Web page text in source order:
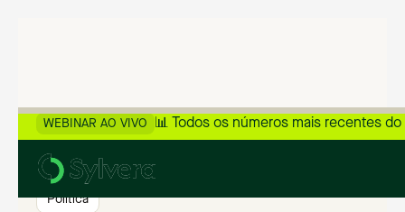
WEBINAR AO VIVO 📊 Todos os números mais recentes
Política